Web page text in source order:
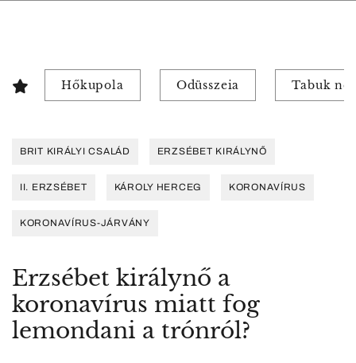
Hőkupola Odüsszeia Tabuk
BRIT KIRÁLYI CSALÁD ERZSÉBET KIRÁLYNŐ
II. ERZSÉBET KÁROLY HERCEG KORONAVÍRUS
KORONAVÍRUS-JÁRVÁNY
Erzsébet királynő a
koronavírus miatt fog
lemondani a trónról?